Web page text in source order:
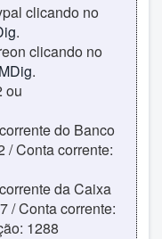
clicando no
.
clicando no
.
ou
do Banco
/ Conta corrente:
da Caixa
/ Conta corrente:
1288